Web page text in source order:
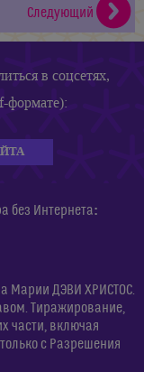
Следующий
в соцсетях,
формате):
без Интернета:
Марии ДЭВИ ХРИСТОС.
Тиражирование,
части, включая
с Разрешения